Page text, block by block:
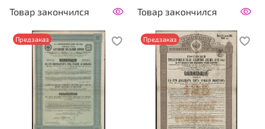
Товар закончился Товар закончился
Предзаказ Предзаказ